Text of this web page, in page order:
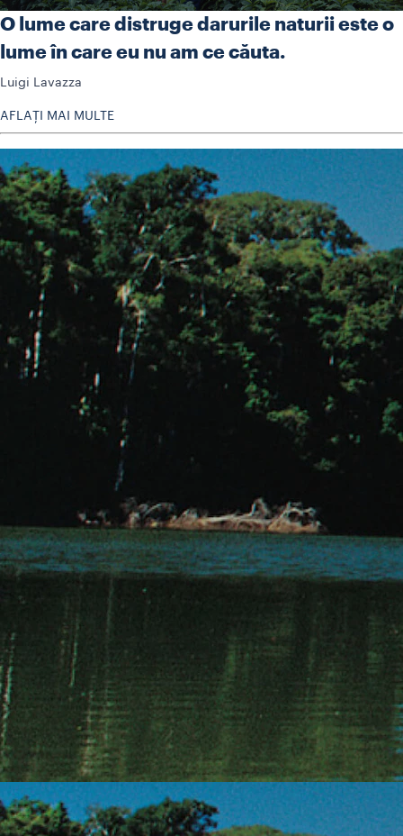
O lume care distruge darurile naturii este o
lume în care eu nu am ce căuta.
Luigi Lavazza
AFLAȚI MAI MULTE